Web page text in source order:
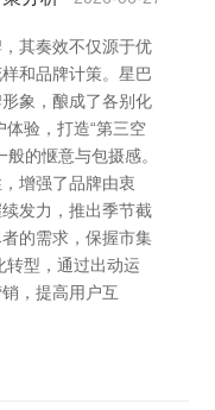
其奏效不仅源于优
和品牌计策。星巴
象，酿成了各别化
验，打造“第三空
的惬意与包摄感。
增强了品牌由衷
发力，推出季节截
的需求，保握市集
转型，通过出动运
，提高用户互